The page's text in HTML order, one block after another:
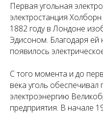
Первая угольная
электростанция
1882 году в Лондоне
Эдисоном. Благодаря ей
появилось
С того момента и до
века уголь обеспечивал
электроэнергию
предприятия. В начале